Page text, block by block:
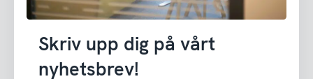
Skriv upp dig på vårt
nyhetsbrev!